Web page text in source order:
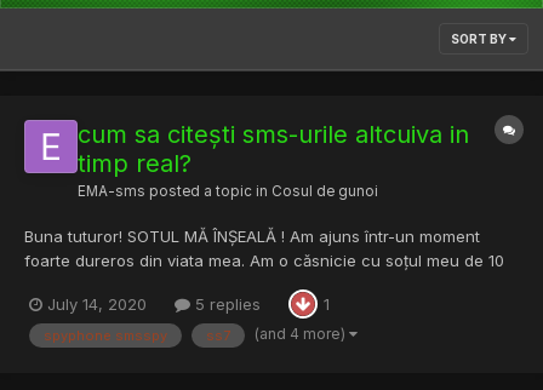
SORT BY
cum sa citești sms-urile altcuiva in
timp real?
EMA-sms posted a topic in Cosul de gunoi
Buna tuturor! SOTUL MĂ ÎNȘEALĂ ! Am ajuns într-un moment
foarte dureros din viata mea. Am o căsnicie cu soțul meu de 10
Ma poate ajuta cnv cu un program de citire a sms-urilor in timp
real?Am citit despre ss7, dar mi se pare foa...
July 14, 2020 5 replies 1
spyphone smsspy ss7 (and 4 more)